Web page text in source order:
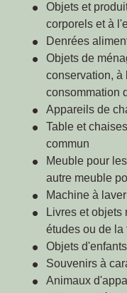
Objets et
corporels et à
Denrées
Objets de
conservation, à
consommation
Appareils de
Table et
commun
Meuble pour
autre meuble
Machine à
Livres et objets
études ou de
Objets d'enfants
Souvenirs à
Animaux